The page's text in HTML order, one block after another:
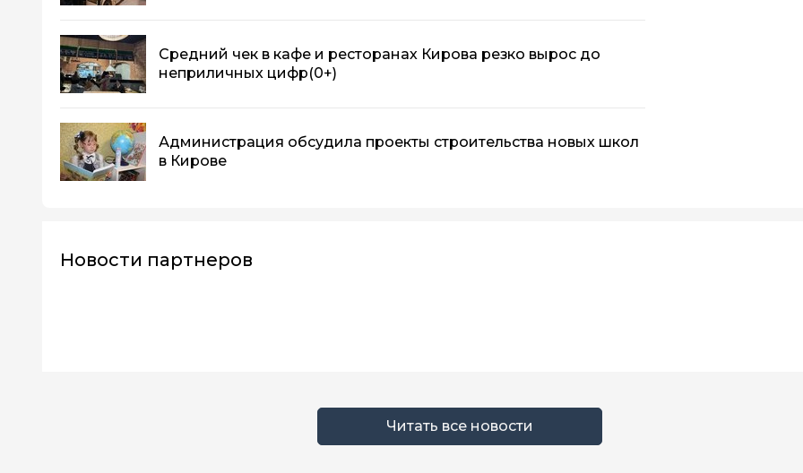
Средний чек в кафе и ресторанах Кирова резко вырос до
неприличных цифр(0+)
Администрация обсудила проекты строительства новых школ
в Кирове
Новости партнеров
Читать все новости